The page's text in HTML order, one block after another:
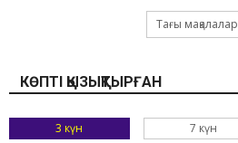
Тағы мақалалар
КӨПТІ ҚЫЗЫҚТЫРҒАН
3 күн 7 күн